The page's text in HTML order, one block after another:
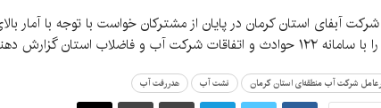
آبفای استان کرمان در پایان از مشترکان خواست با توجه با آمار
شرکت آب و فاضلاب استان گزارش دهند.
شرکت آب منطقه‌ای استان کرمان نشت آب هدررفت آب